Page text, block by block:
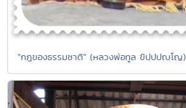
"กฎของธรรมชาติ" (หลวงพ่อทูล ขิปฺปปญฺโญ)